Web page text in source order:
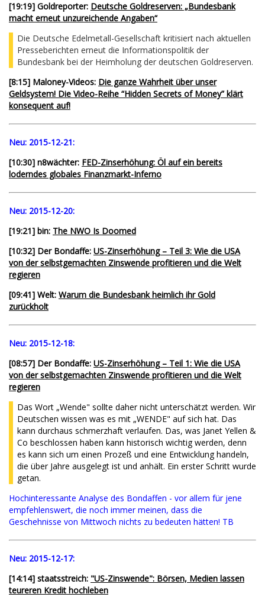
[19:19] Goldreporter: Deutsche Goldreserven: „Bundesbank
macht erneut unzureichende Angaben“
Die Deutsche Edelmetall-Gesellschaft kritisiert nach aktuellen
Presseberichten erneut die Informationspolitik der
Bundesbank bei der Heimholung der deutschen Goldreserven.
[8:15] Maloney-Videos: Die ganze Wahrheit über unser
Geldsystem! Die Video-Reihe “Hidden Secrets of Money” klärt
konsequent auf!
Neu: 2015-12-21:
[10:30] n8wächter: FED-Zinserhöhung: Öl auf ein bereits
loderndes globales Finanzmarkt-Inferno
Neu: 2015-12-20:
[19:21] bin: The NWO Is Doomed
[10:32] Der Bondaffe: US-Zinserhöhung – Teil 3: Wie die USA
von der selbstgemachten Zinswende profitieren und die Welt
regieren
[09:41] Welt: Warum die Bundesbank heimlich ihr Gold
zurückholt
Neu: 2015-12-18:
[08:57] Der Bondaffe: US-Zinserhöhung – Teil 1: Wie die USA
von der selbstgemachten Zinswende profitieren und die Welt
regieren
Das Wort „Wende" sollte daher nicht unterschätzt werden. Wir
Deutschen wissen was es mit „WENDE" auf sich hat. Das
kann durchaus schmerzhaft verlaufen. Das, was Janet Yellen &
Co beschlossen haben kann historisch wichtig werden, denn
es kann sich um einen Prozeß und eine Entwicklung handeln,
die über Jahre ausgelegt ist und anhält. Ein erster Schritt wurde
getan.
Hochinteressante Analyse des Bondaffen - vor allem für jene
empfehlenswert, die noch immer meinen, dass die
Geschehnisse von Mittwoch nichts zu bedeuten hätten! TB
Neu: 2015-12-17:
[14:14] staatsstreich: "US-Zinswende": Börsen, Medien lassen
teureren Kredit hochleben